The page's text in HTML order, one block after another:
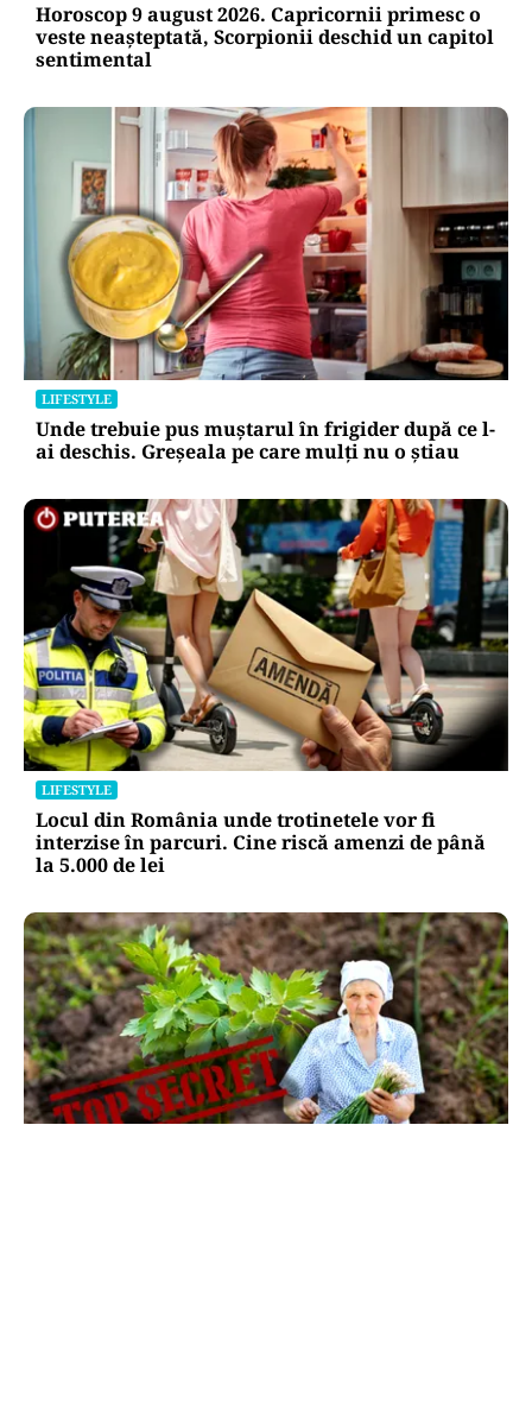
Horoscop 9 august 2026. Capricornii primesc o
veste neașteptată, Scorpionii deschid un capitol
sentimental
LIFESTYLE
Unde trebuie pus muștarul în frigider după ce l-
ai deschis. Greșeala pe care mulți nu o știau
LIFESTYLE
Locul din România unde trotinetele vor fi
interzise în parcuri. Cine riscă amenzi de până
la 5.000 de lei